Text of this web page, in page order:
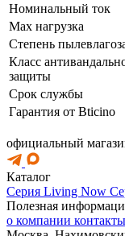
Номинальный ток
Max нагрузка
Степень
Класс
защиты
Срок службы
Гарантия от Bticino
официальный
Каталог
Серия Living Now
Полезная
о компании контакты